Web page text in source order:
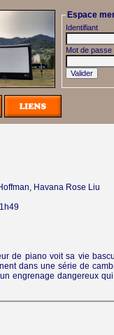
Espace
Identifiant
Mot de passe
Havana Rose Liu
de piano voit sa vie
dans une série de
engrenage dangereux